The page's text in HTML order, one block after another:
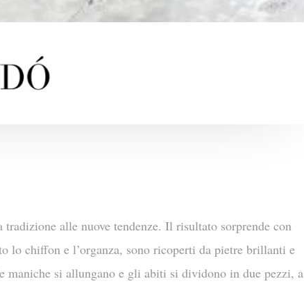
alle nuove tendenze. Il risultato sorprende con
chiffon e l’organza, sono ricoperti da pietre brillanti e
maniche si allungano e gli abiti si dividono in due pezzi, a